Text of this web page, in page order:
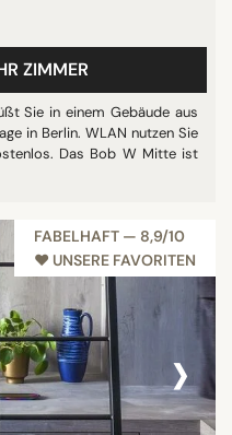
ZIMMER
Sie in einem Gebäude aus
in Berlin. WLAN nutzen Sie
Das Bob W Mitte ist
FABELHAFT — 8,9/10
♥︎ UNSERE FAVORITEN
›